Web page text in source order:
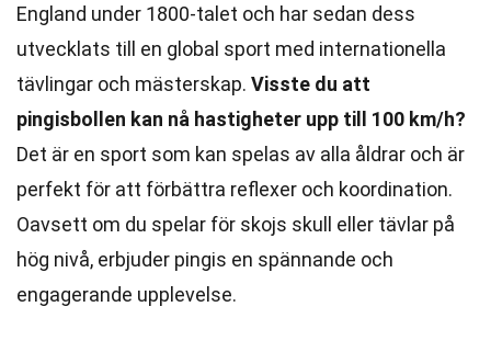
England under 1800-talet och har sedan dess
utvecklats till en global sport med internationella
tävlingar och mästerskap. Visste du att
pingisbollen kan nå hastigheter upp till 100 km/h?
Det är en sport som kan spelas av alla åldrar och är
perfekt för att förbättra reflexer och koordination.
Oavsett om du spelar för skojs skull eller tävlar på
hög nivå, erbjuder pingis en spännande och
engagerande upplevelse.